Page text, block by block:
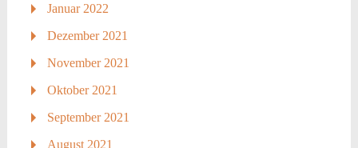
Januar 2022
Dezember 2021
November 2021
Oktober 2021
September 2021
August 2021